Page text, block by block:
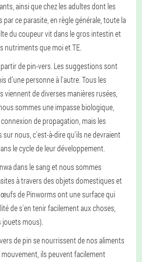
ainsi que chez les adultes dont les
ce parasite, en règle générale, toute la
du coupeur vit dans le gros intestin et
nutriments que moi et TE.
de pin-vers. Les suggestions sont
d'une personne à l'autre. Tous les
viennent de diverses manières rusées,
sommes une impasse biologique,
de propagation, mais les
nous, c'est-à-dire qu'ils ne devraient
le cycle de leur développement.
dans le sang et nous sommes
à travers des objets domestiques et
de Pinworms ont une surface qui
de s'en tenir facilement aux choses,
jouets mous).
de pin se nourrissent de nos aliments
ils peuvent facilement